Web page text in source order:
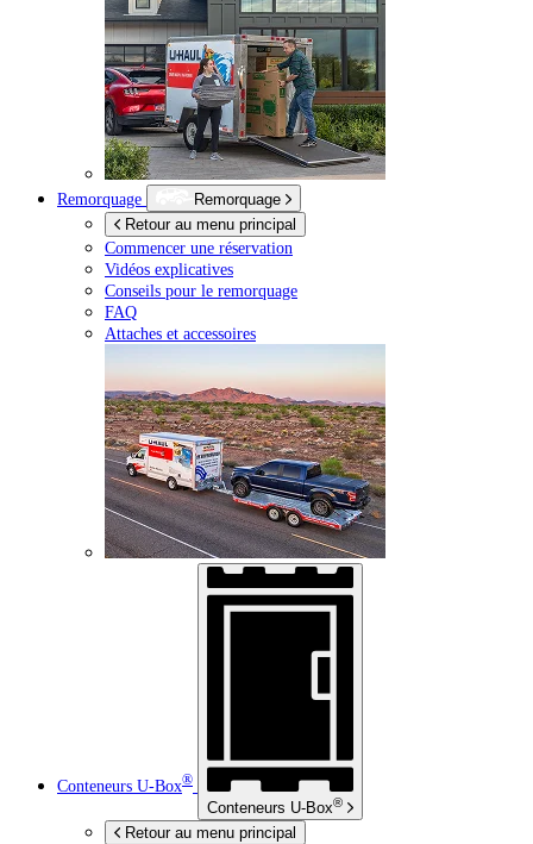
Remorquage
Remorquage
Retour au menu principal
Commencer une réservation
Vidéos explicatives
Conseils pour le remorquage
FAQ
Attaches et accessoires
Conteneurs U-Box®
Conteneurs U-Box®
Retour au menu principal